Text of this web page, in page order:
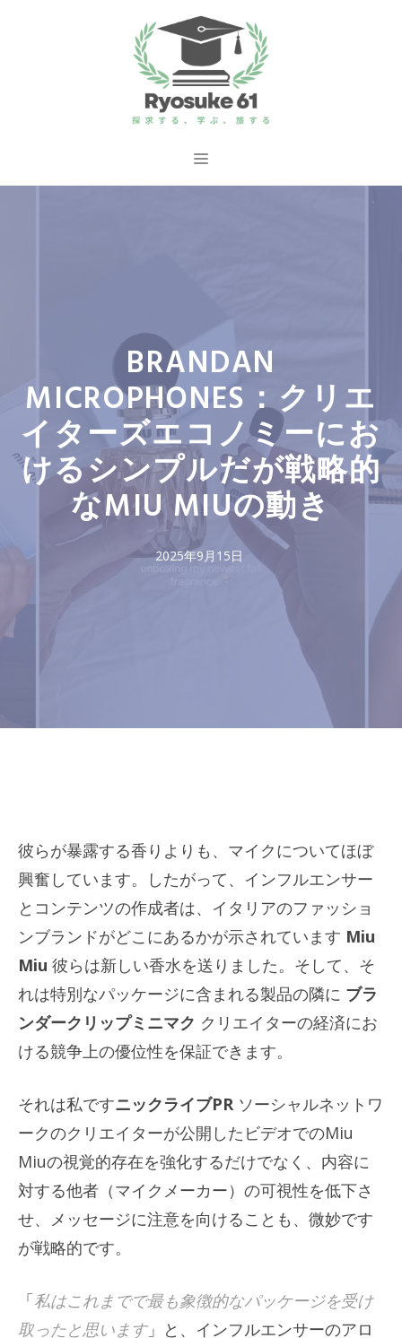
ス
メ
BRANDAN
MICROPHONES：クリエ
イターズエコノミーにお
けるシンプルだが戦略的
なMIU MIUの動き
2025年9月15日
彼らが暴露する香りよりも、マイクについてほぼ
興奮しています。したがって、インフルエンサー
とコンテンツの作成者は、イタリアのファッショ
ンブランドがどこにあるかが示されています Miu
Miu 彼らは新しい香水を送りました。そして、そ
れは特別なパッケージに含まれる製品の隣に ブラ
ンダークリップミニマク クリエイターの経済にお
ける競争上の優位性を保証できます。
それは私ですニックライブPR ソーシャルネットワ
ークのクリエイターが公開したビデオでのMiu
Miuの視覚的存在を強化するだけでなく、内容に
対する他者（マイクメーカー）の可視性を低下さ
せ、メッセージに注意を向けることも、微妙です
が戦略的です。
「私はこれまでで最も象徴的なパッケージを受け
取ったと思います」と、インフルエンサーのアロ